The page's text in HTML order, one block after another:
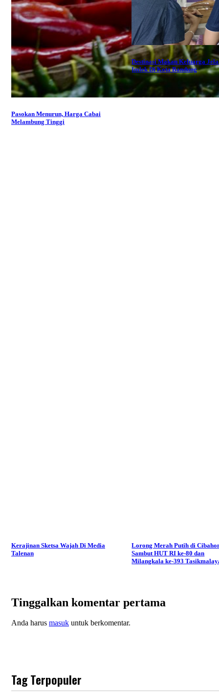
Pasokan Menurun, Harga Cabai
Melambung Tinggi
Destinasi Makan Keluarga
Imlek Di Kota Bandung
Kerajinan Sketsa Wajah Di Media
Talenan
Lorong Merah Putih di
Sambut HUT RI ke-80 dan
Milangkala ke-393
Tinggalkan komentar pertama
Anda harus masuk untuk berkomentar.
Tag Terpopuler